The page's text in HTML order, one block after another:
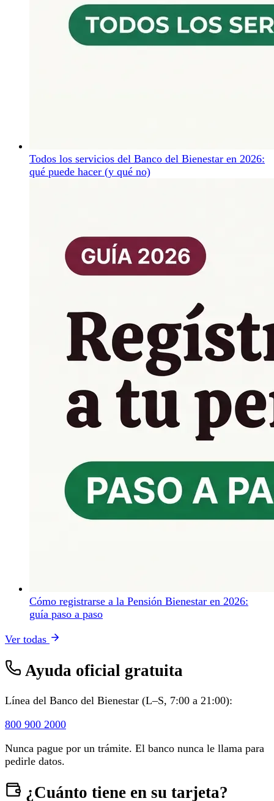
Todos los servicios del Banco del Bienestar en 2026:
qué puede hacer (y qué no)
Cómo registrarse a la Pensión Bienestar en 2026:
guía paso a paso
Ver todas
Ayuda oficial gratuita
Línea del Banco del Bienestar (L–S, 7:00 a 21:00):
800 900 2000
Nunca pague por un trámite. El banco nunca le llama para
pedirle datos.
¿Cuánto tiene en su tarjeta?